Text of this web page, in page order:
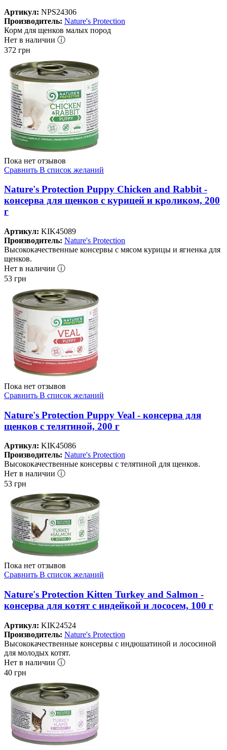
Артикул: NPS24306
Производитель: Nature's Protection
Корм для щенков малых пород
Нет в наличии ⓘ
372 грн
Пока нет отзывов
Сравнить В список желаний
Nature's Protection Puppy Chicken and Rabbit -
консерва для щенков с курицей и кроликом, 200
г
Артикул: KIK45089
Производитель: Nature's Protection
Высококачественные консервы с мясом курицы и ягненка для
щенков.
Нет в наличии ⓘ
53 грн
Пока нет отзывов
Сравнить В список желаний
Nature's Protection Puppy Veal - консерва для
щенков с телятиной, 200 г
Артикул: KIK45086
Производитель: Nature's Protection
Высококачественные консервы с телятиной для щенков.
Нет в наличии ⓘ
53 грн
Пока нет отзывов
Сравнить В список желаний
Nature's Protection Kitten Turkey and Salmon -
консерва для котят с индейкой и лососем, 100 г
Артикул: KIK24524
Производитель: Nature's Protection
Высококачественные консервы с индюшатиной и лососиной
для молодых котят.
Нет в наличии ⓘ
40 грн